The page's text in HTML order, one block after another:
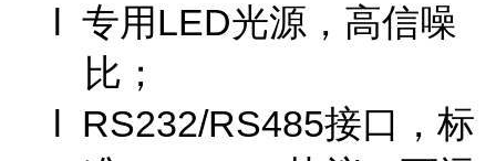
l 专用LED光源，高信噪
比；
l RS232/RS485接口，标